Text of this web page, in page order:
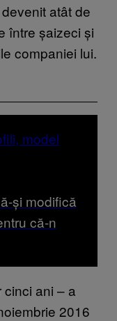
atât de
între șaizeci și
companiei lui.
și modifică
că-n
ani – a
2016